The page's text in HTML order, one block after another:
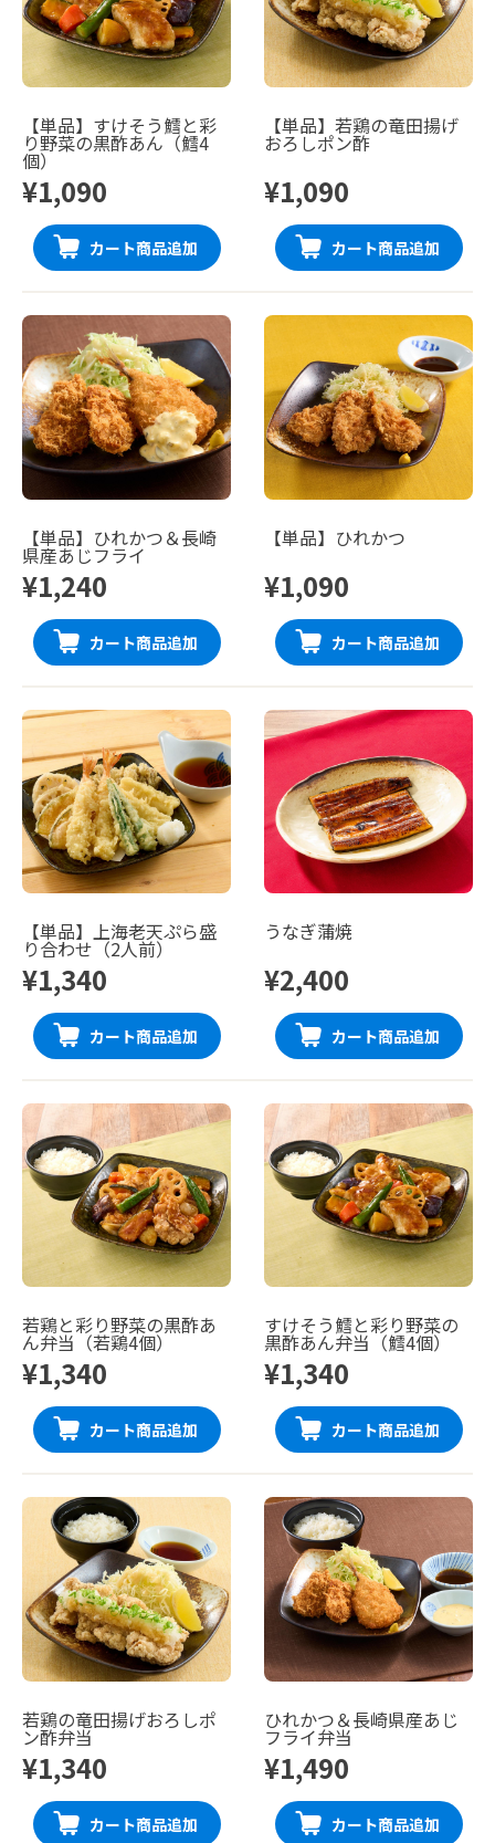
【単品】すけそう鱈と彩
り野菜の黒酢あん（鱈4
個）
¥1,090
カート商品追加
【単品】若鶏の竜田揚げ
おろしポン酢
¥1,090
カート商品追加
【単品】ひれかつ＆長崎
県産あじフライ
¥1,240
カート商品追加
【単品】ひれかつ
¥1,090
カート商品追加
【単品】上海老天ぷら盛
り合わせ（2人前）
¥1,340
カート商品追加
うなぎ蒲焼
¥2,400
カート商品追加
若鶏と彩り野菜の黒酢あ
ん弁当（若鶏4個）
¥1,340
カート商品追加
すけそう鱈と彩り野菜の
黒酢あん弁当（鱈4個）
¥1,340
カート商品追加
若鶏の竜田揚げおろしポ
ン酢弁当
¥1,340
カート商品追加
ひれかつ＆長崎県産あじ
フライ弁当
¥1,490
カート商品追加